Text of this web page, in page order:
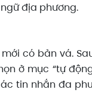
địa phương.
có bản vá.
ở mục “tự
tin nhắn đa